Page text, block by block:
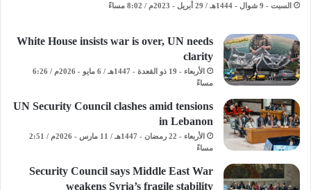
السبت - 9 شوال - 1444هـ / 29 أبريل - 2023م / 8:02 مساءً
White House insists war is over, UN needs
clarity
الأربعاء - 19 ذو القعدة - 1447هـ / 6 مايو - 2026م / 6:26
مساءً
UN Security Council clashes amid tensions
in Lebanon
الأربعاء - 22 رمضان - 1447هـ / 11 مارس - 2026م / 2:51
مساءً
Security Council says Middle East War
weakens Syria’s fragile stability